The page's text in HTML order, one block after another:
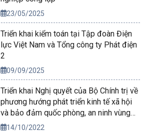
23/05/2025
Triển khai kiểm toán tại Tập đoàn Điện
lực Việt Nam và Tổng công ty Phát điện
2
09/09/2025
Triển khai Nghị quyết của Bộ Chính trị về
phương hướng phát triển kinh tế xã hội
và bảo đảm quốc phòng, an ninh vùng
Tây Nguyên đến năm 2030, tầm nhìn
14/10/2022